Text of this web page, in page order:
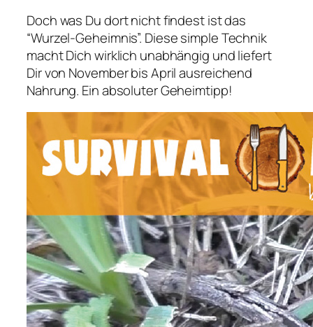
Doch was Du dort nicht findest ist das
“Wurzel-Geheimnis”. Diese simple Technik
macht Dich wirklich unabhängig und liefert
Dir von November bis April ausreichend
Nahrung. Ein absoluter Geheimtipp!